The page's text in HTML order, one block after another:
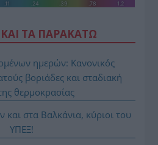
ΤΑ ΠΑΡΑΚΑΤΩ
ημερών: Κανονικός
βοριάδες και σταδιακή
θερμοκρασίας
στα Βαλκάνια, κύριοι του
ΥΠΕΞ!